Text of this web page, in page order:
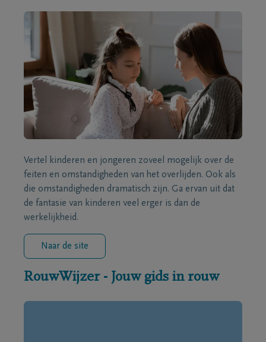
Vertel kinderen en jongeren zoveel mogelijk over de
feiten en omstandigheden van het overlijden. Ook als
die omstandigheden dramatisch zijn. Ga ervan uit dat
de fantasie van kinderen veel erger is dan de
werkelijkheid.
Naar de site
RouwWijzer - Jouw gids in rouw